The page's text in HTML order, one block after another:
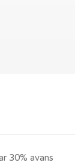
30% avans